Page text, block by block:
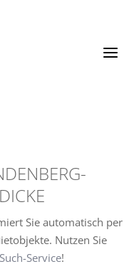
Sie automatisch per
Nutzen Sie
Such-Service!